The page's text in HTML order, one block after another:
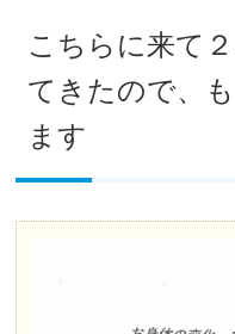
こちらに来て
てきたので、
ます